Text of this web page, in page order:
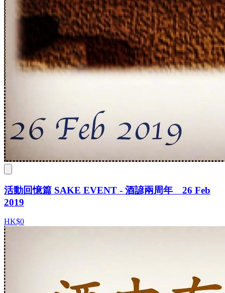
活動回憶篇 SAKE EVENT - 酒諺兩周年 26 Feb
2019
HK$0